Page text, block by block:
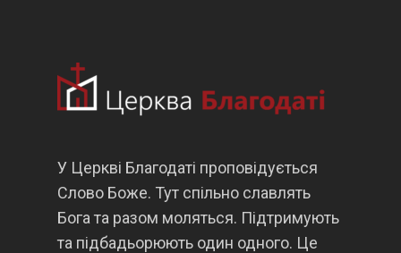
У Церкві Благодаті проповідується
Слово Боже. Тут спільно славлять
Бога та разом моляться. Підтримують
та підбадьорюють один одного. Це